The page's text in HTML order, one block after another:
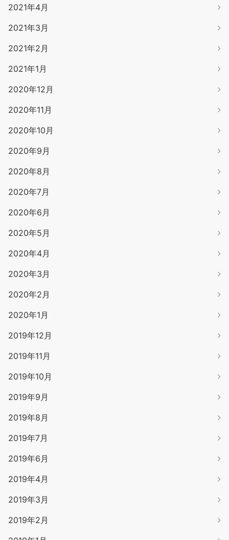
2021年4月
2021年3月
2021年2月
2021年1月
2020年12月
2020年11月
2020年10月
2020年9月
2020年8月
2020年7月
2020年6月
2020年5月
2020年4月
2020年3月
2020年2月
2020年1月
2019年12月
2019年11月
2019年10月
2019年9月
2019年8月
2019年7月
2019年6月
2019年4月
2019年3月
2019年2月